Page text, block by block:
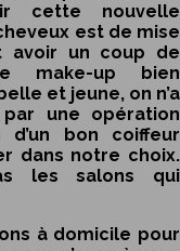
cette nouvelle
est de mise
avoir un coup de
make-up bien
et jeune, on n’a
une opération
d’un bon coiffeur
dans notre choix.
les salons qui
à domicile pour